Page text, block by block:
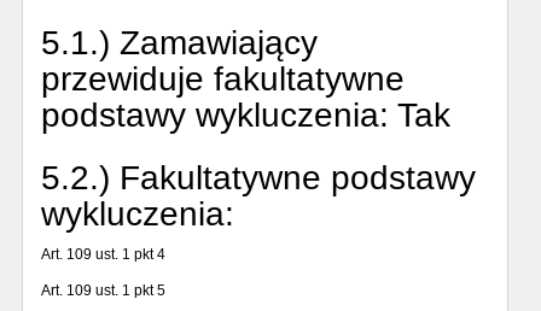
5.1.) Zamawiający
przewiduje fakultatywne
podstawy wykluczenia: Tak
5.2.) Fakultatywne podstawy
wykluczenia:
Art. 109 ust. 1 pkt 4
Art. 109 ust. 1 pkt 5